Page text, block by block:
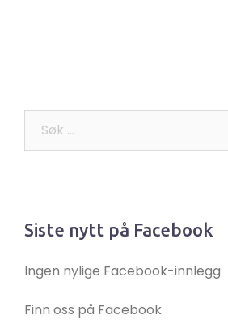
Siste nytt på Facebook
Ingen nylige Facebook-innlegg
Finn oss på Facebook